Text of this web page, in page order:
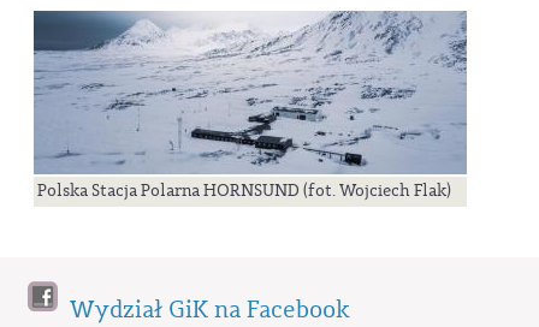
Polska Stacja Polarna HORNSUND (fot. Wojciech Flak)
Wydział GiK na Facebook